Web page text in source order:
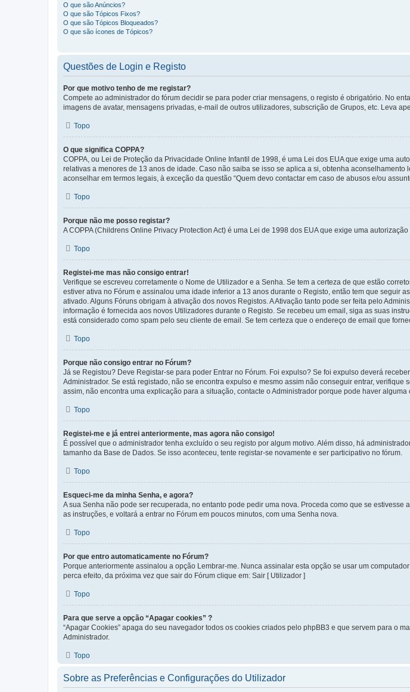
O que são Anúncios?
O que são Tópicos Fixos?
O que são Tópicos Bloqueados?
O que são ícones de Tópicos?
Questões de Login e Registo
Por que motivo tenho de me registar?
Compete ao administrador do fórum decidir se para poder criar mensagens, o registo é obrigatório. No
imagens de avatar, mensagens privadas, e-mail de outros utilizadores, subscrição de Grupos, etc. Leva
Topo
O que significa COPPA?
COPPA, ou Lei de Proteção da Privacidade Online Infantil de 1998, é uma Lei dos EUA que exige uma
relativas a menores de 13 anos de idade. Caso não saiba se isso se aplica a si, obtenha
aconselhar em termos legais, à exceção da questão “Quem devo contactar em caso de abusos e/ou
Topo
Porque não me posso registar?
A COPPA (Childrens Online Privacy Protection Act) é uma Lei de 1998 dos EUA que exige uma
Topo
Registei-me mas não consigo entrar!
Verifique se escreveu corretamente o Nome de Utilizador e a Senha. Se tem a certeza de que estão
estiver ativa no Fórum e assinalou uma idade inferior a 13 anos durante o Registo, então tem que seguir
ativado. Alguns Fóruns obrigam à ativação dos novos Registos. A Ativação tanto pode ser feita pelo
informação é fornecida aos novos Utilizadores durante o Registo. Se recebeu um email, siga as suas
está considerado como spam pelo seu cliente de email. Se tem certeza que o endereço de email que
Topo
Porque não consigo entrar no Fórum?
Já se Registou? Deve Registar-se para poder Entrar no Fórum. Foi expulso? Se foi expulso deverá
Administrador. Se está registado, não se encontra expulso e mesmo assim não conseguir entrar,
assim, não encontra uma explicação para a situação, contacte o Administrador porque pode haver alguma
Topo
Registei-me e já entrei anteriormente, mas agora não consigo!
É possível que o administrador tenha excluído o seu registo por algum motivo. Além disso, há
tamanho da Base de Dados. Se isso aconteceu, tente registar-se novamente e ser participativo no fórum.
Topo
Esqueci-me da minha Senha, e agora?
A sua Senha não pode ser recuperada, no entanto pode pedir uma nova. Proceda como que se
as instruções, e voltará a entrar no Fórum em poucos minutos, com uma Senha nova.
Topo
Por que entro automaticamente no Fórum?
Porque anteriormente assinalou a opção Lembrar-me. Nunca assinalar esta opção se usar um
perca efeito, da próxima vez que sair do Fórum clique em: Sair [ Utilizador ]
Topo
Para que serve a opção “Apagar cookies” ?
“Apagar Cookies” apaga do seu navegador todos os cookies criados pelo phpBB3 e que servem para o
Administrador.
Topo
Sobre as Preferências e Configurações do Utilizador